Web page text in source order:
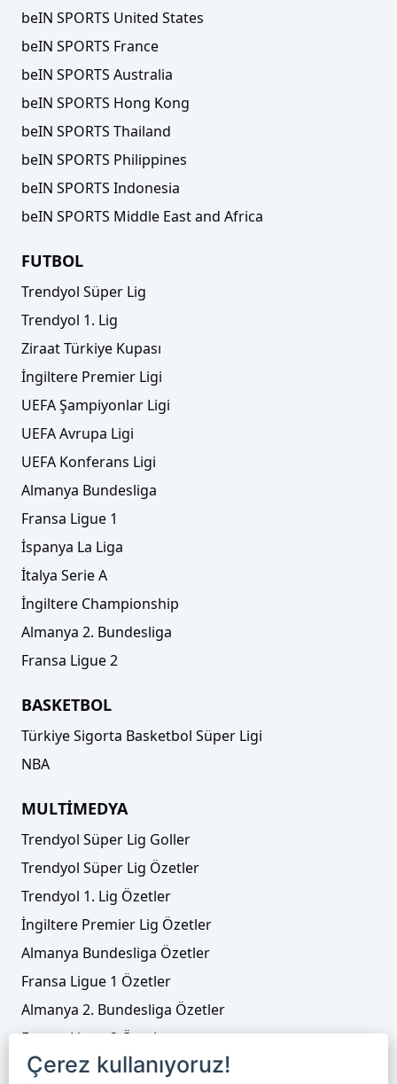
beIN SPORTS United States
beIN SPORTS France
beIN SPORTS Australia
beIN SPORTS Hong Kong
beIN SPORTS Thailand
beIN SPORTS Philippines
beIN SPORTS Indonesia
beIN SPORTS Middle East and Africa
FUTBOL
Trendyol Süper Lig
Trendyol 1. Lig
Ziraat Türkiye Kupası
İngiltere Premier Ligi
UEFA Şampiyonlar Ligi
UEFA Avrupa Ligi
UEFA Konferans Ligi
Almanya Bundesliga
Fransa Ligue 1
İspanya La Liga
İtalya Serie A
İngiltere Championship
Almanya 2. Bundesliga
Fransa Ligue 2
BASKETBOL
Türkiye Sigorta Basketbol Süper Ligi
NBA
MULTİMEDYA
Trendyol Süper Lig Goller
Trendyol Süper Lig Özetler
Trendyol 1. Lig Özetler
İngiltere Premier Lig Özetler
Almanya Bundesliga Özetler
Fransa Ligue 1 Özetler
Almanya 2. Bundesliga Özetler
Fransa Ligue 2 Özetler
Tenis
Çerez kullanıyoruz!